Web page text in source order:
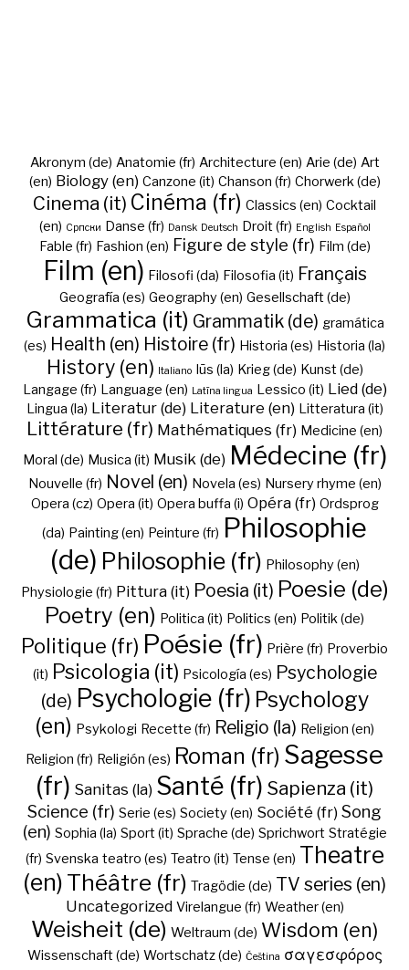
Akronym (de) Anatomie (fr) Architecture (en) Arie (de) Art
(en) Biology (en) Canzone (it) Chanson (fr) Chorwerk (de)
Cinema (it) Cinéma (fr) Classics (en) Cocktail
(en) Cрпски Danse (fr) Dansk Deutsch Droit (fr) English Español
Fable (fr) Fashion (en) Figure de style (fr) Film (de)
Film (en) Filosofi (da) Filosofia (it) Français
Geografía (es) Geography (en) Gesellschaft (de)
Grammatica (it) Grammatik (de) gramática
(es) Health (en) Histoire (fr) Historia (es) Historia (la)
History (en) Italiano Iūs (la) Krieg (de) Kunst (de)
Langage (fr) Language (en) Latīna lingua Lessico (it) Lied (de)
Lingua (la) Literatur (de) Literature (en) Litteratura (it)
Littérature (fr) Mathématiques (fr) Medicine (en)
Moral (de) Musica (it) Musik (de) Médecine (fr)
Nouvelle (fr) Novel (en) Novela (es) Nursery rhyme (en)
Opera (cz) Opera (it) Opera buffa (i) Opéra (fr) Ordsprog
(da) Painting (en) Peinture (fr) Philosophie
(de) Philosophie (fr) Philosophy (en)
Physiologie (fr) Pittura (it) Poesia (it) Poesie (de)
Poetry (en) Politica (it) Politics (en) Politik (de)
Politique (fr) Poésie (fr) Prière (fr) Proverbio
(it) Psicologia (it) Psicología (es) Psychologie
(de) Psychologie (fr) Psychology
(en) Psykologi Recette (fr) Religio (la) Religion (en)
Religion (fr) Religión (es) Roman (fr) Sagesse
(fr) Sanitas (la) Santé (fr) Sapienza (it)
Science (fr) Serie (es) Society (en) Société (fr) Song
(en) Sophia (la) Sport (it) Sprache (de) Sprichwort Stratégie
(fr) Svenska teatro (es) Teatro (it) Tense (en) Theatre
(en) Théâtre (fr) Tragödie (de) TV series (en)
Uncategorized Virelangue (fr) Weather (en)
Weisheit (de) Weltraum (de) Wisdom (en)
Wissenschaft (de) Wortschatz (de) Čeština σαγεσφόρος